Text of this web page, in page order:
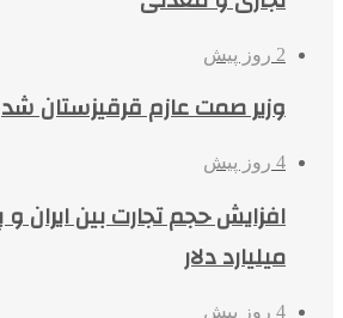
2 روز پیش
وزیر صمت عازم قرقیزستان شد
4 روز پیش
میلیارد دلار
4 روز پیش